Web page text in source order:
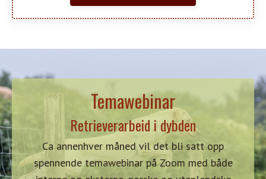
Temawebinar
Retrieverarbeid i dybden
Ca annenhver måned vil det bli satt opp
spennende temawebinar på Zoom med både